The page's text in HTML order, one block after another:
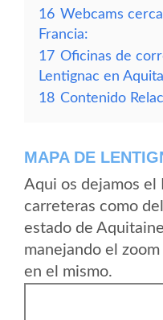
16 Webcams
Francia:
17 Oficinas de
Lentignac en
18 Contenido
MAPA DE
Aqui os dejamos el
carreteras como
estado de
manejando el
en el mismo.